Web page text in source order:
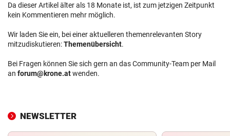
Da dieser Artikel älter als 18 Monate ist, ist zum jetzigen Zeitpunkt
kein Kommentieren mehr möglich.
Wir laden Sie ein, bei einer aktuelleren themenrelevanten Story
mitzudiskutieren:Themenübersicht.
Bei Fragen können Sie sich gern an das Community-Team per Mail
an forum@krone.atwenden.
NEWSLETTER